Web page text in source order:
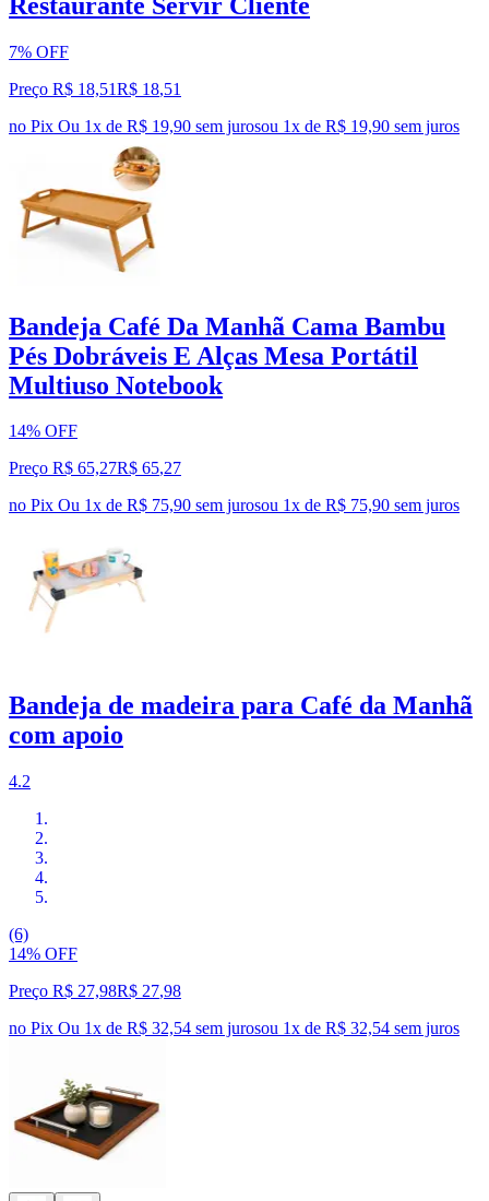
7% OFF
Preço R$ 18,51R$ 18,51
no Pix Ou 1x de R$ 19,90 sem jurosou 1x de R$ 19,90 sem juros
Bandeja Café Da Manhã Cama Bambu
Pés Dobráveis E Alças Mesa Portátil
Multiuso Notebook
14% OFF
Preço R$ 65,27R$ 65,27
no Pix Ou 1x de R$ 75,90 sem jurosou 1x de R$ 75,90 sem juros
Bandeja de madeira para Café da Manhã
com apoio
4.2
(6)
14% OFF
Preço R$ 27,98R$ 27,98
no Pix Ou 1x de R$ 32,54 sem jurosou 1x de R$ 32,54 sem juros